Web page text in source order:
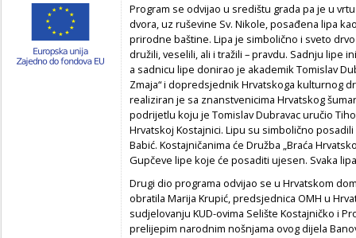
Program se odvijao u središtu grada pa je u
dvora, uz ruševine Sv. Nikole, posađena lipa
prirodne baštine. Lipa je simbolično i sveto
družili, veselili, ali i tražili – pravdu. Sadnju lipe
a sadnicu lipe donirao je akademik Tomislav
Zmaja“ i dopredsjednik Hrvatskoga kulturnog
realiziran je sa znanstvenicima Hrvatskog
podrijetlu koju je Tomislav Dubravac uručio
Hrvatskoj Kostajnici. Lipu su simbolično
Babić. Kostajničanima će Družba „Braća
Gupčeve lipe koje će posaditi ujesen. Svaka
Drugi dio programa odvijao se u Hrvatskom
obratila Marija Krupić, predsjednica OMH u
sudjelovanju KUD-ovima Selište Kostajničko i
prelijepim narodnim nošnjama ovog dijela